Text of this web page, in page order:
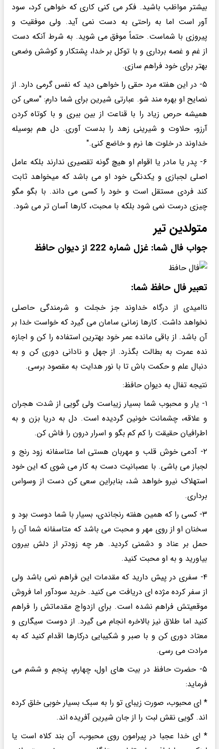
بیشتر مواظب باشید. فکر می کنی کاری که خواهی کرد، سود
آور است اما به راحتی به دست نمی آید. ولی موفقیت و
پیروزی با شماست. حتماً موفق می شوید. به شرط آنکه دست
از غم و غصه برداری و با توکل بر خدا، پشتکار و کوشش وضعی
بهتر برای خود فراهم سازی.
۵- در این هفته مرد حقی را خواهی دید که نفس گرمی دارد. از
نصایح او بهره مند شو. عبارتی شیرین برای شما دارم: "سعی کن
همیشه حرص زیاد را با قناعت از بین ببری و با کوتاه کردن
آرزو، حلاوت و شیرینی زهد را بدست آوری. دل هم بوسیله
خداوند در خلوت ها نرم و خاضع کنی."
۶- پدر یا مادر یا اقوام او هیچ گونه تقصیری ندارند بلکه عامل
اصلی لجبازی و یکدنگی خود او می باشد که میخواهد ثابت
کند فردی مستقل است و خود را کسی می داند. با بگو مگو
چیزی درست نمی شود بلکه با محبت، کارها آسان تر می شود.
متولدین تیر
جواب فال شما: غزل شماره 222 از دیوان حافظ
تعبیر فال حافظ شما:
ناامیدی از درگاه خداوند جز خجلت و شرمندگی حاصلی
نخواهد داشت. کارها زمانی سامان می گیرد که خواست خدا بر
آن باشد. از باقی مانده عمر خود بهترین استفاده را کن و اجازه
نده عمرت به بطالت بگذرد. از جهل و نادانی دوری کن و به
دنبال علم و حکمت باش تا با نور هدایت به مقصود برسی.
نتیجه تفال به دیوان حافظ:
۱- یار و محبوب شما بسیار زیباست ولی گویی از شدت هجران
و علاقه، چشمانت خونین گردیده است. دل به دریا بزن و به
اطرافیان حقیقت را کم کم بگو و اسرار درون را فاش کن.
۲- آدمی خوش قلب و مهربان هستی اما متاسفانه زود رنج و
لجباز می باشی. با عصبانیت دست به کار می شوی که این خود
استهلاک نیرو خواهد شد، بنابراین سعی کن دست از وسواس
برداری.
۳- کسی را که همین هفته رنجاندی، بسیار با شما دوست بود و
سخنان او از روی مهر و محبت می باشد که متاسفانه شما آن را
حمل بر عناد و دشمنی کردید. هر چه زودتر از دلش بیرون
بیاورید و به او محبت کنید.
۴- سفری در پیش دارید که مقدمات این فراهم نمی باشد ولی
از سفر کرده مژده ای دریافت می کنید. خرید سودآور اما فروش
موقعیتش فراهم نشده است. برای ازدواج مقدماتش را فراهم
کنید اما طلاق نیز بالاخره انجام می گیرد. از دوست سیگاری و
معتاد دوری کن و با صبر و شکیبایی درکارها اقدام کنید که به
مرادت می رسی.
۵- حضرت حافظ در بیت های اول، چهارم، پنجم و ششم می
فرماید:
* ای محبوب، صورت زیبای تو را به سبک بسیار خوبی خلق کرده
اند. گویی نقش لبت را از جان شیرین آفریده اند.
* ای خدا عجبا در پیرامون روی محبوب، آن بند کلاه است یا